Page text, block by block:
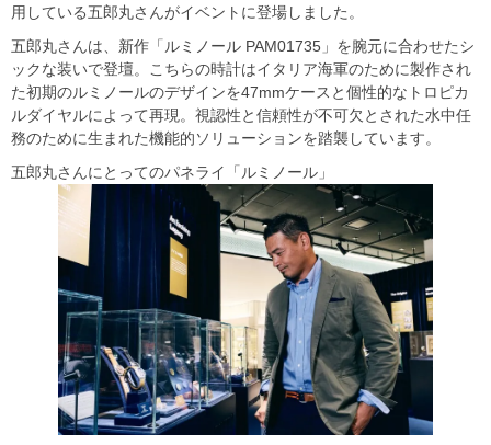
⽤している五郎丸さんがイベントに登場しました。
五郎丸さんは、新作「ルミノール PAM01735」を腕元に合わせたシ
ックな装いで登壇。こちらの時計はイタリア海軍のために製作され
た初期のルミノールのデザインを47mmケースと個性的なトロピカ
ルダイヤルによって再現。視認性と信頼性が不可⽋とされた⽔中任
務のために⽣まれた機能的ソリューションを踏襲しています。
五郎丸さんにとってのパネライ「ルミノール」